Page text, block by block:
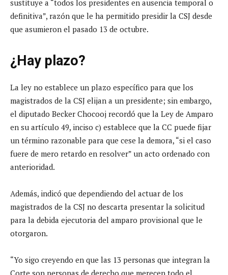
sustituye a “todos los presidentes en ausencia temporal o
definitiva”, razón que le ha permitido presidir la CSJ desde
que asumieron el pasado 13 de octubre.
¿Hay plazo?
La ley no establece un plazo específico para que los
magistrados de la CSJ elijan a un presidente; sin embargo,
el diputado Becker Chocooj recordó que la Ley de Amparo
en su artículo 49, inciso c) establece que la CC puede fijar
un término razonable para que cese la demora, “si el caso
fuere de mero retardo en resolver” un acto ordenado con
anterioridad.
Además, indicó que dependiendo del actuar de los
magistrados de la CSJ no descarta presentar la solicitud
para la debida ejecutoria del amparo provisional que le
otorgaron.
“Yo sigo creyendo en que las 13 personas que integran la